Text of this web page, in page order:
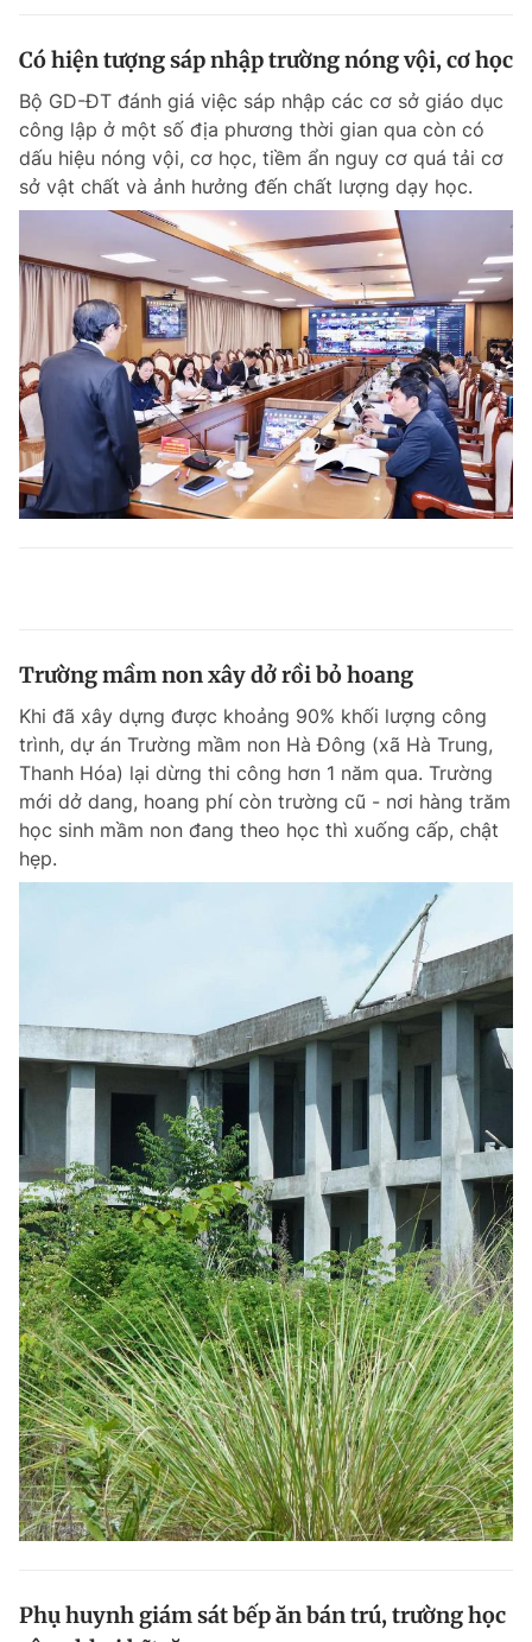
Có hiện tượng sáp nhập trường nóng vội, cơ học
Bộ GD-ĐT đánh giá việc sáp nhập các cơ sở giáo dục
công lập ở một số địa phương thời gian qua còn có
dấu hiệu nóng vội, cơ học, tiềm ẩn nguy cơ quá tải cơ
sở vật chất và ảnh hưởng đến chất lượng dạy học.
Trường mầm non xây dở rồi bỏ hoang
Khi đã xây dựng được khoảng 90% khối lượng công
trình, dự án Trường mầm non Hà Đông (xã Hà Trung,
Thanh Hóa) lại dừng thi công hơn 1 năm qua. Trường
mới dở dang, hoang phí còn trường cũ - nơi hàng trăm
học sinh mầm non đang theo học thì xuống cấp, chật
hẹp.
Phụ huynh giám sát bếp ăn bán trú, trường học